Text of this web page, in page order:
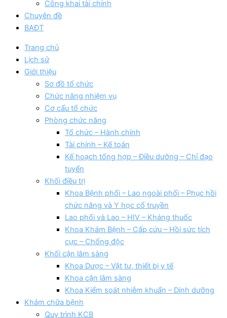
Công khai tài chính
Chuyên đề
BAĐT
Trang chủ
Lịch sử
Giới thiệu
Sơ đồ tổ chức
Chức năng nhiệm vụ
Cơ cấu tổ chức
Phòng chức năng
Tổ chức – Hành chính
Tài chính – Kế toán
Kế hoạch tổng hợp – Điều dưỡng – Chỉ đạo
tuyển
Khối điều trị
Khoa Bệnh phổi – Lao ngoài phổi – Phục hồi
chức năng và Y học cổ truyền
Lao phổi và Lao – HIV – Kháng thuốc
Khoa Khám Bệnh – Cấp cứu – Hồi sức tích
cực – Chống độc
Khối cận lâm sàng
Khoa Dược – Vật tư, thiết bị y tế
Khoa cận lâm sàng
Khoa Kiểm soát nhiễm khuẩn – Dinh dưỡng
Khám chữa bệnh
Quy trình KCB